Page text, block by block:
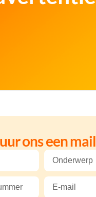
ons een mail